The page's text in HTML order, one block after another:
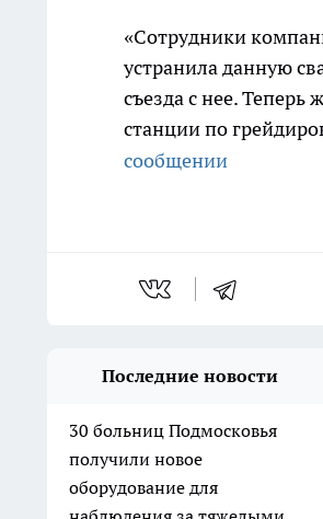
«Сотрудники
устранила данную
съезда с нее.
станции по
сообщении
Последние новости
30 больниц Подмосковья
получили новое
оборудование для